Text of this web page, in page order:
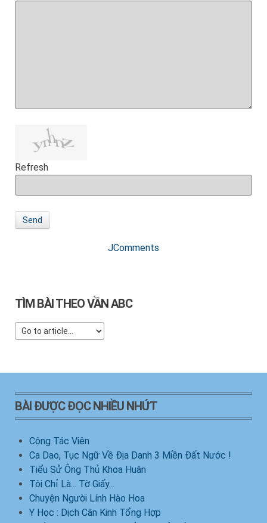
Refresh
Send
JComments
TÌM BÀI THEO VẦN ABC
BÀI ĐƯỢC ĐỌC NHIỀU NHỨT
Cộng Tác Viên
Ca Dao, Tục Ngữ Về Địa Danh 3 Miền Đất Nước !
Tiểu Sử Ông Thủ Khoa Huân
Tôi Chỉ Là... Tờ Giấy...
Chuyện Người Lính Hào Hoa
Y Học : Dịch Cân Kinh Tổng Hợp